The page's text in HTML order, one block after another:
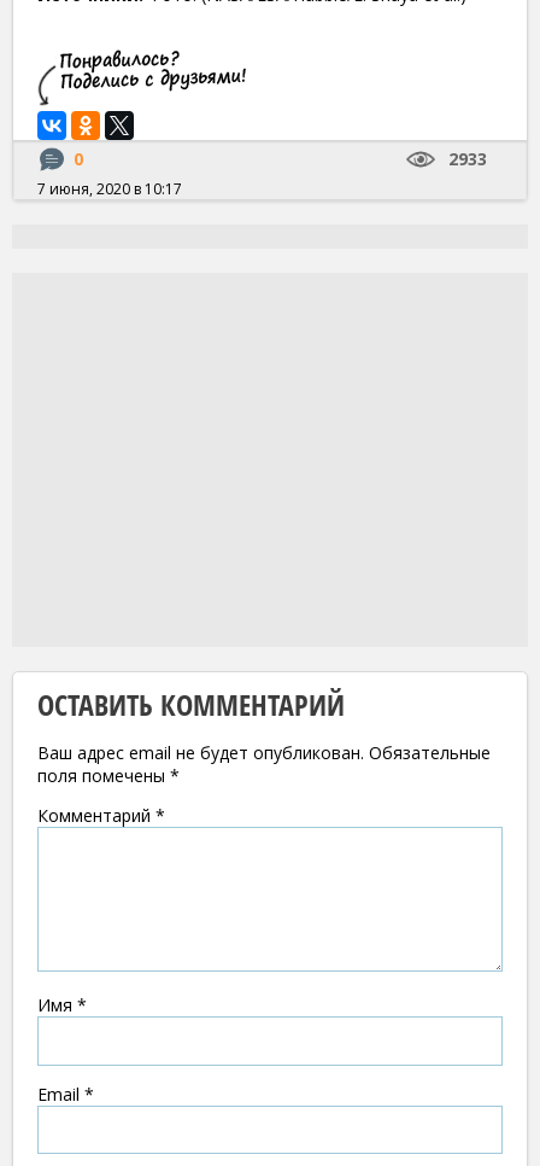
0 2933
7 июня, 2020 в 10:17
ОСТАВИТЬ КОММЕНТАРИЙ
Ваш адрес email не будет опубликован. Обязательные
поля помечены *
Комментарий *
Имя *
Email *